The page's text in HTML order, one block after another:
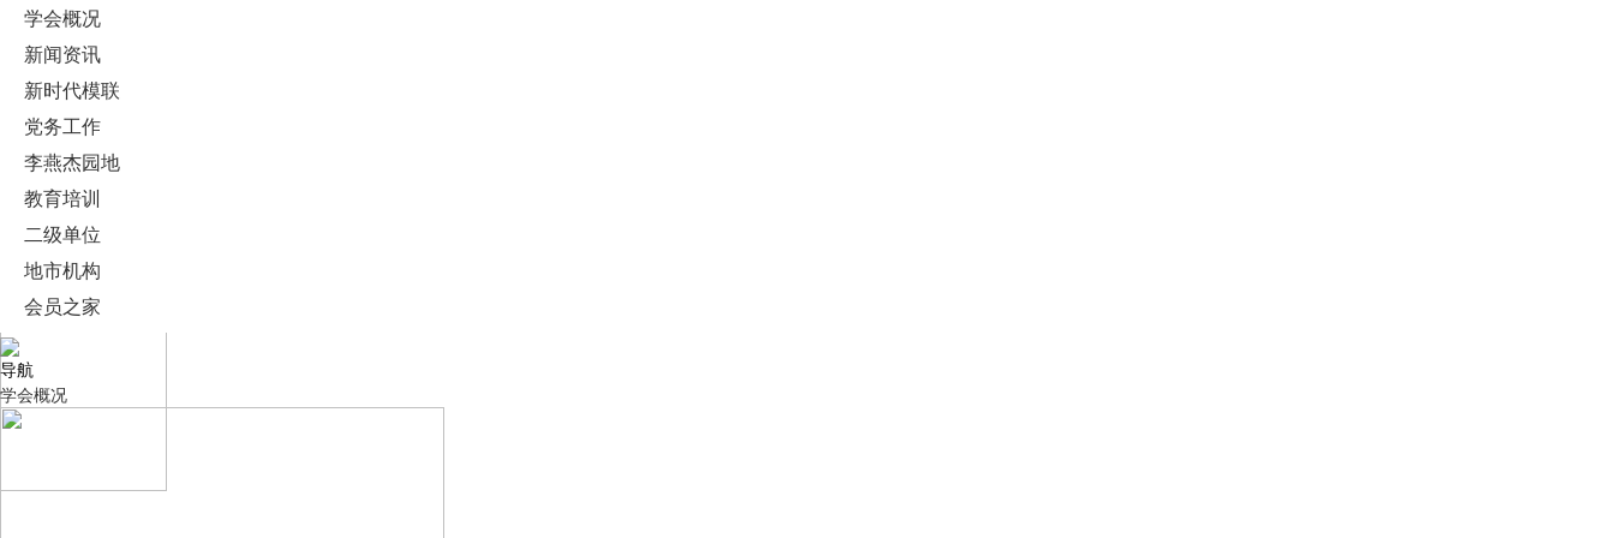
学会概况
新闻资讯
新时代模联
党务工作
李燕杰园地
教育培训
二级单位
地市机构
会员之家
导航
学会概况